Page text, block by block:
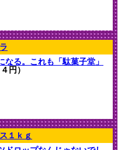
る。これも「駄菓子堂」
円）
１ｋｇ